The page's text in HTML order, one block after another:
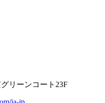
リーンコート23F